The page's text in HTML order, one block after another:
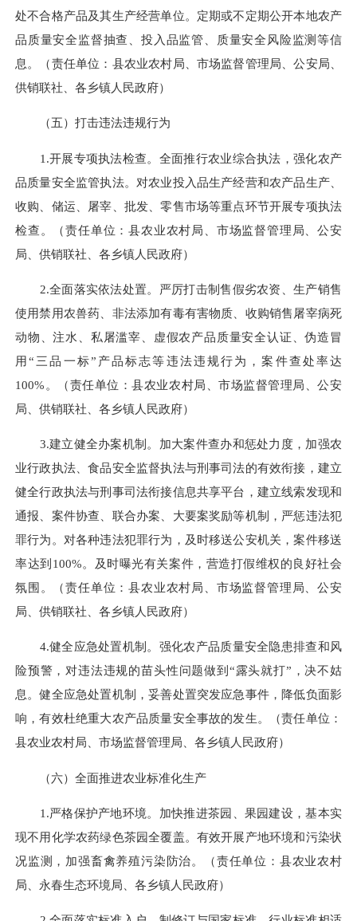
处不合格产品及其生产经营单位。 定期或不定期公开本地农产
品质量安全监督抽查、投入品监管、质量安全风险监测等信
息。
（责任单位： 县农业农村局 、市场监督管理局、公安局、
供销联社、 各乡镇人民政府）
（五）打击违法违规行为
1.开展专项执法检查。 全面推行农业综合执法，强化农产
品质量安全监管执法。 对农业投入品生产经营和农产品生产、
收购、储运、屠宰、批发、零售市场等重点环节开展专项执法
检查。
（责任单位：县农业农村局、市场监督管理局、公安
局、 供销联社、 各乡镇人民政府）
2.全面落实依法处置。 严厉打击制售假劣农资、生产销售
使用禁用农兽药、非法添加有毒有害物质、收购销售屠宰病死
动物 、注水、私屠滥宰、虚假农产品 质量安全认证、伪造冒
用“三品一标”产品标志等违法违规行为，案件查处率达
100% 。
（责任单位：县农业农村局、市场监督管理局、公安
局、 供销联社、 各乡镇人民政府）
3.建立健全办案机制。 加大案件查办和惩处力度，加强农
业行政执法、食品安全监督执法与刑事司法的有效衔接，建立
健全行政执法与刑事司法衔接信息共享平台，建立线索发现和
通报、案件协查、联合办案、大要案奖励等机制，严惩违法犯
罪行为。对各种违法犯罪行为，及时移送公安机关，案件移送
率达到 100%。
及时曝光有关案件，营造打假维权的良好社会
氛围。
（责任单位：县农业农村局、市场监督管理局、公安
局、 供销联社、 各乡镇人民政府）
4.健全应急处置机制。 强化农产品质量安全隐患排查和风
险预警，对违法违规的苗头性问题做到“露头就打”，决不姑
息。健全应急处置机制，妥善处置突发应急事件，降低负面影
响，有效杜绝重大农产品质量安全事故的发生。
（责任单位：
县农业农村局、市场监督管理局、 各乡镇人民政府）
（六）全面推进农业标准化生产
1.严格保护产地环境。 加快推进茶园、果园建设，基本实
现不用化学农药绿色茶园全覆盖。 有效开展产地环境和污染状
况监测 ，加强畜禽养殖污染防治。（责任单位：县农业农村
局、永春生态环境局、各乡镇人民政府）